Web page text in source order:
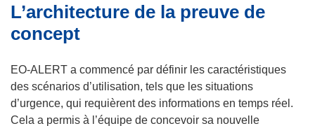
a
n
e
n
d
u
n
e
L’architecture de la preuve de
concept
EO-ALERT a commencé par définir les caractéristiques
des scénarios d’utilisation, tels que les situations
d’urgence, qui requièrent des informations en temps réel.
Cela a permis à l’équipe de concevoir sa nouvelle